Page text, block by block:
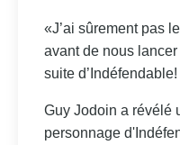
«J’ai sûrement pas
avant de nous
suite d’Indéfendable!
Guy Jodoin a révélé
personnage